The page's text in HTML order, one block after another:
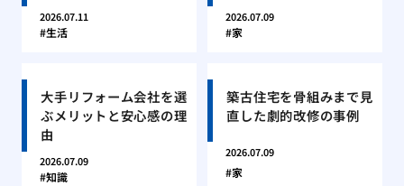
2026.07.11
生活
2026.07.09
家
大手リフォーム会社を選
ぶメリットと安心感の理
由
2026.07.09
知識
築古住宅を骨組みまで見
直した劇的改修の事例
2026.07.09
家